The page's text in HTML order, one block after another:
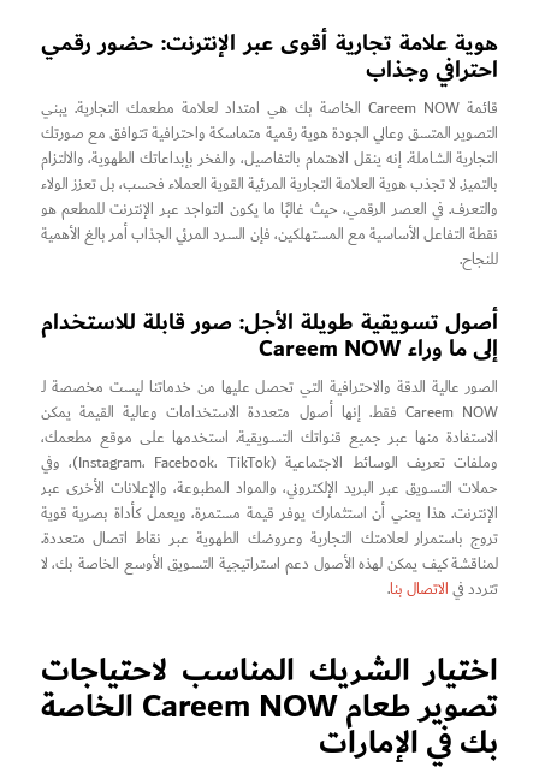
هوية علامة تجارية أقوى عبر الإنترنت: حضور رقمي
احترافي وجذاب
قائمة Careem NOW الخاصة بك هي امتداد لعلامة مطعمك التجارية. يبني
التصوير المتسق وعالي الجودة هوية رقمية متماسكة واحترافية تتوافق مع صورتك
التجارية الشاملة. إنه ينقل الاهتمام بالتفاصيل، والفخر بإبداعاتك الطهوية، والالتزام
بالتميز. لا تجذب هوية العلامة التجارية المرئية القوية العملاء فحسب، بل تعزز الولاء
والتعرف. في العصر الرقمي، حيث غالبًا ما يكون التواجد عبر الإنترنت للمطعم هو
نقطة التفاعل الأساسية مع المستهلكين، فإن السرد المرئي الجذاب أمر بالغ الأهمية
للنجاح.
أصول تسويقية طويلة الأجل: صور قابلة للاستخدام
إلى ما وراء Careem NOW
الصور عالية الدقة والاحترافية التي تحصل عليها من خدماتنا ليست مخصصة لـ
Careem NOW فقط. إنها أصول متعددة الاستخدامات وعالية القيمة يمكن
الاستفادة منها عبر جميع قنواتك التسويقية. استخدمها على موقع مطعمك،
وملفات تعريف الوسائط الاجتماعية (Instagram، Facebook، TikTok)، وفي
حملات التسويق عبر البريد الإلكتروني، والمواد المطبوعة، والإعلانات الأخرى عبر
الإنترنت. هذا يعني أن استثمارك يوفر قيمة مستمرة، ويعمل كأداة بصرية قوية
تروج باستمرار لعلامتك التجارية وعروضك الطهوية عبر نقاط اتصال متعددة.
لمناقشة كيف يمكن لهذه الأصول دعم استراتيجية التسويق الأوسع الخاصة بك، لا
تتردد فيالاتصال بنا.
اختيار الشريك المناسب لاحتياجات
تصوير طعام Careem NOW الخاصة
بك في الإمارات